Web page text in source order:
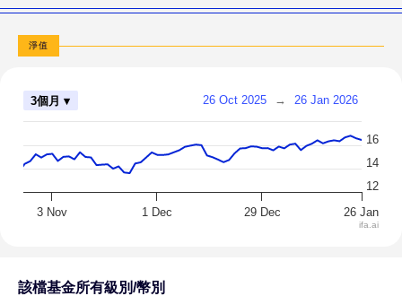
邦
全
球
鍵
導
淨值
3 Nov 1 Dec 29 Dec 26 Jan
12
14
16
3個月 ▾ 26 Oct 2025 → 26 Jan 2026
ifa.ai
該檔基金所有級別/幣別